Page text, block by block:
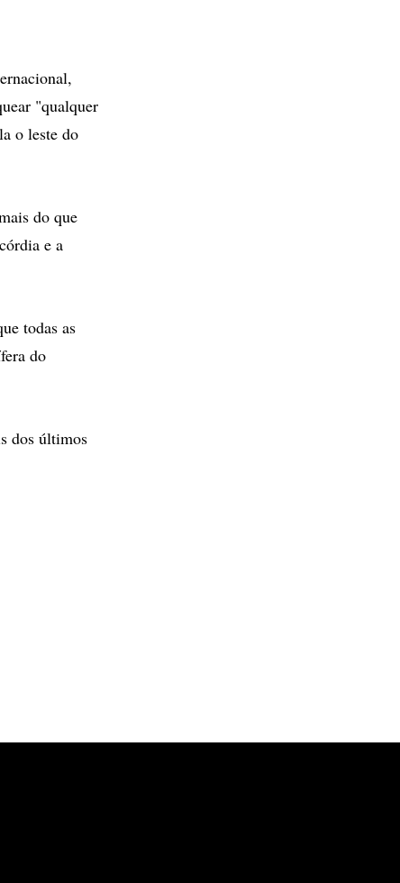
"qualquer
o leste do
do que
e a
todas as
do
dos últimos